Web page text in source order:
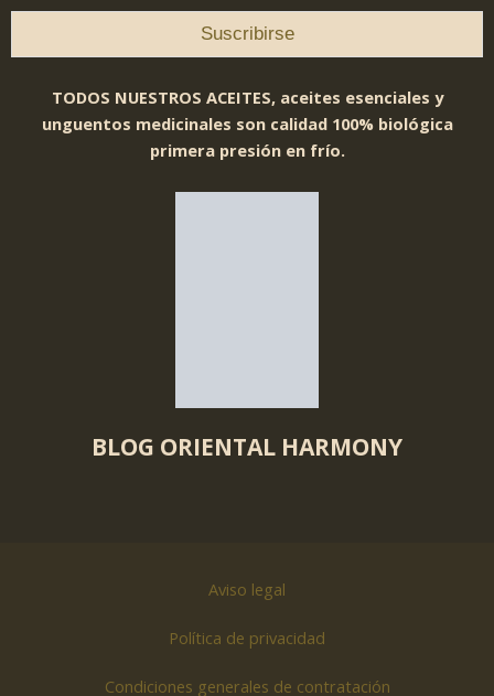
TODOS NUESTROS ACEITES, aceites esenciales y
unguentos medicinales son calidad 100% biológica
primera presión en frío.
BLOG ORIENTAL HARMONY
Aviso legal
Política de privacidad
Condiciones generales de contratación